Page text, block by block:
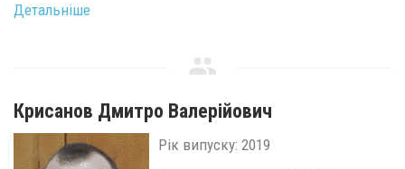
Детальніше
Крисанов Дмитро Валерійович
Рік випуску: 2019